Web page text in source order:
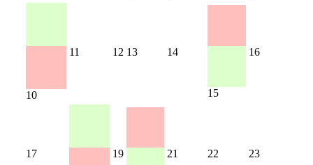
10
11 12 13 14
15
16
17 19 21 22 23